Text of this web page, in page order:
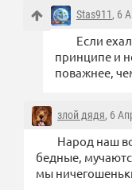
Stas911, 6
Если
принципе и
поважнее,
злой дядя, 6
Народ наш
бедные,
мы